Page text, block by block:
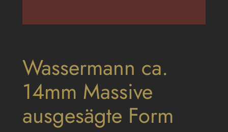
Wassermann ca.
14mm Massive
ausgesägte Form